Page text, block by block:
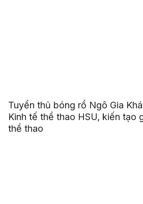
Tuyển thủ bóng rổ Ngô Gia
Kinh tế thể thao HSU, kiến tạo
thể thao